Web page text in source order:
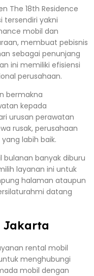
The 18th Residence
tersendiri yakni
mobil dan
membuat pebisnis
sebagai penunjang
ini memiliki efisiensi
perusahaan.
bermakna
kepada
urusan perawatan
rusak, perusahaan
labih baik.
bulanan banyak diburu
layanan ini untuk
halaman ataupun
datang
Jakarta
rental mobil
menghubungi
mobil dengan